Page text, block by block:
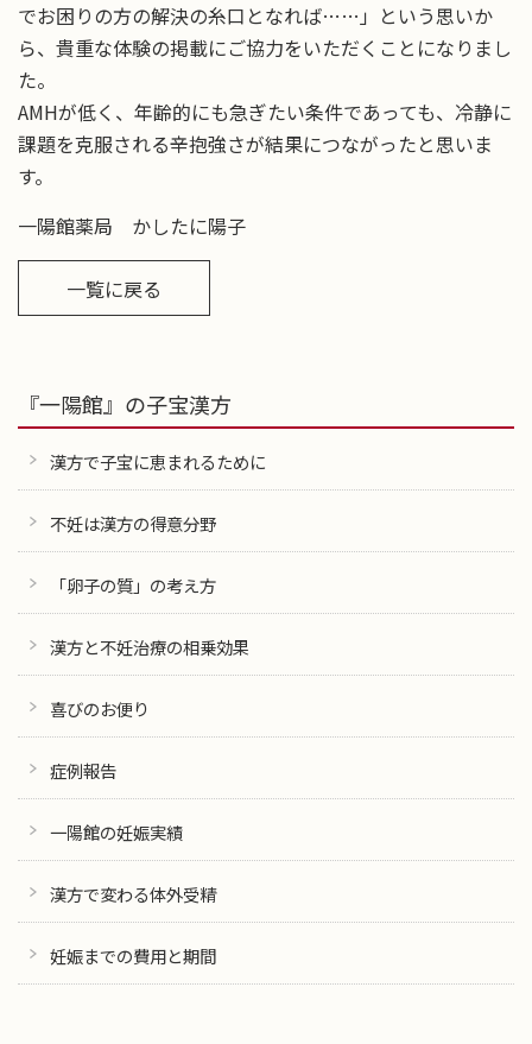
でお困りの方の解決の糸口となれば……」という思いか
ら、貴重な体験の掲載にご協力をいただくことになりまし
た。
AMHが低く、年齢的にも急ぎたい条件であっても、冷静に
課題を克服される辛抱強さが結果につながったと思いま
す。
一陽館薬局 かしたに陽子
一覧に戻る
『一陽館』の子宝漢方
漢方で子宝に恵まれるために
不妊は漢方の得意分野
「卵子の質」の考え方
漢方と不妊治療の相乗効果
喜びのお便り
症例報告
一陽館の妊娠実績
漢方で変わる体外受精
妊娠までの費用と期間